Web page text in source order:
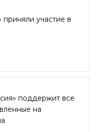
участие в
поддержит все
на